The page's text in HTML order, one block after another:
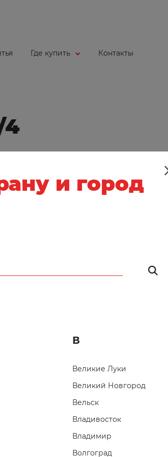
Где купить Контакты
4
Данные иглы подходят
рельефных защипов,
ОБСЛУЖИВАНИЕ — 1 ГОД и
и город
В
Великие Луки
Великий Новгород
Вельск
Владивосток
Владимир
Волгоград